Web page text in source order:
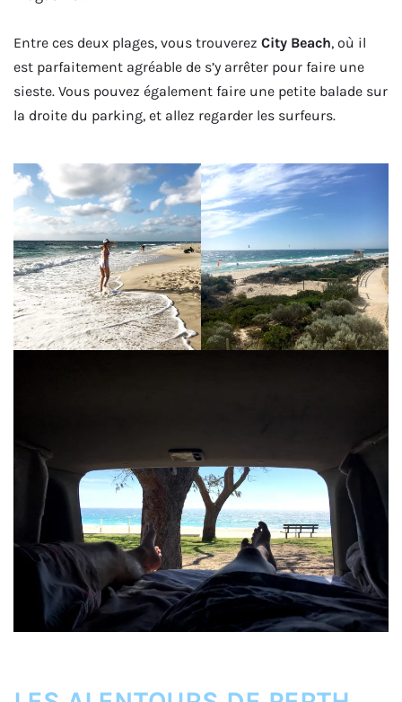
Entre ces deux plages, vous trouverez City Beach, où il
est parfaitement agréable de s’y arrêter pour faire une
sieste. Vous pouvez également faire une petite balade sur
la droite du parking, et allez regarder les surfeurs.